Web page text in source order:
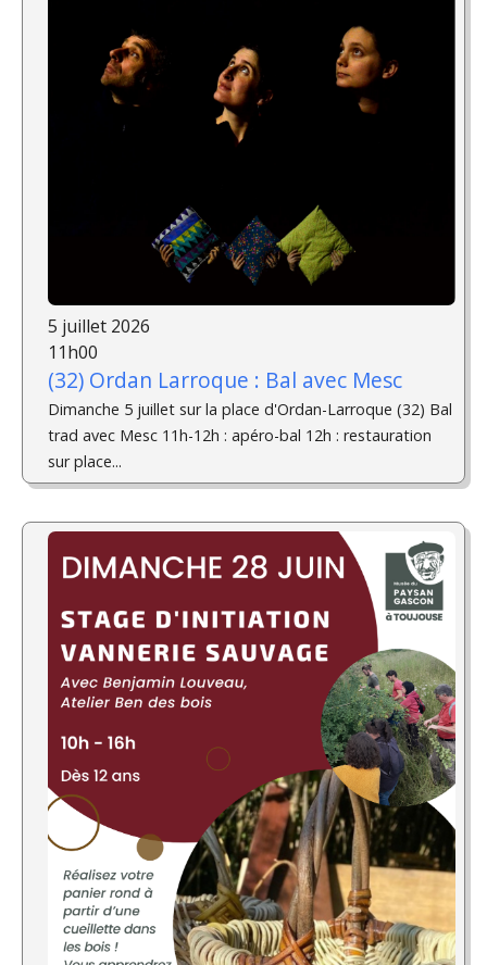
5 juillet 2026
11h00
(32) Ordan Larroque : Bal avec Mesc
Dimanche 5 juillet sur la place d'Ordan-Larroque (32) Bal
trad avec Mesc 11h-12h : apéro-bal 12h : restauration
sur place...